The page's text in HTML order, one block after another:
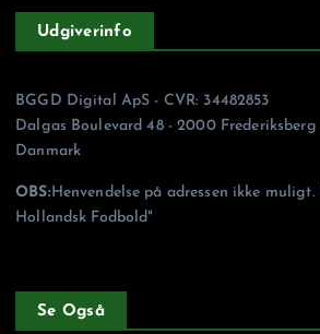
Udgiverinfo
BGGD Digital ApS - CVR: 34482853
Dalgas Boulevard 48 - 2000 Frederiksberg
Danmark
OBS: Henvendelse på adressen ikke
Hollandsk Fodbold"
Se Også